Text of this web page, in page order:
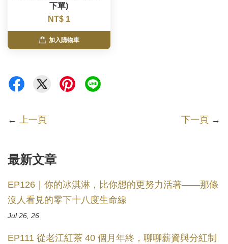
下單)
NT$ 1
加入購物車
← 上一頁 下一頁 →
最新文章
EP126｜你的冰淇淋，比你想的更努力活著——那條
沒人看見的零下十八度生命線
Jul 26, 26
EP111 從老江紅茶 40 個月年終，聊聊薪資與分紅制